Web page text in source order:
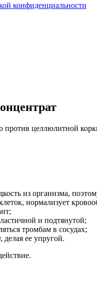
конфиденциальности
против целлюлитной
из организма,
нормализует
и подтянутой;
тромбам в сосудах;
делая ее упругой.